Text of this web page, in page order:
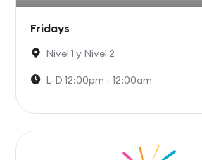
Fridays
Nivel 1 y Nivel 2
L-D 12:00pm - 12:00am